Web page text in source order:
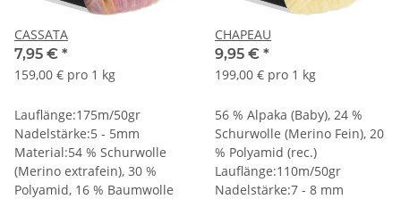
CASSATA
7,95 € *
159,00 € pro 1 kg
Lauflänge:175m/50gr
Nadelstärke:5 - 5mm
Material:54 % Schurwolle
(Merino extrafein), 30 %
Polyamid, 16 % Baumwolle
CHAPEAU
9,95 € *
199,00 € pro 1 kg
56 % Alpaka (Baby), 24 %
Schurwolle (Merino Fein), 20
% Polyamid (rec.)
Lauflänge:110m/50gr
Nadelstärke:7 - 8 mm